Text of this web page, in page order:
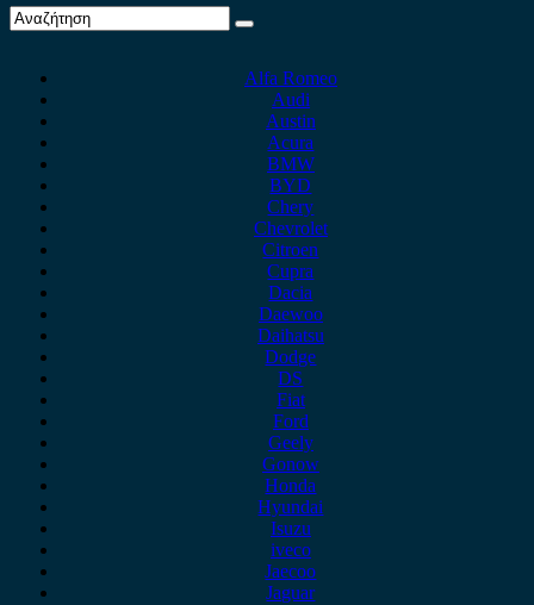
Alfa Romeo
Audi
Austin
Acura
BMW
BYD
Chery
Chevrolet
Citroen
Cupra
Dacia
Daewoo
Daihatsu
Dodge
DS
Fiat
Ford
Geely
Gonow
Honda
Hyundai
Isuzu
iveco
Jaecoo
Jaguar